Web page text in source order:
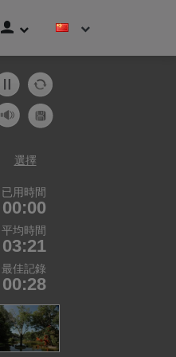
選擇
已用時間
00:00
平均時間
03:21
最佳記錄
00:28